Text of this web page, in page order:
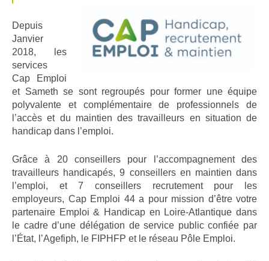
Depuis
Janvier
2018, les
services
Cap Emploi
et Sameth se sont regroupés pour former une équipe
polyvalente et complémentaire de professionnels de
l’accès et du maintien des travailleurs en situation de
handicap dans l’emploi.
Grâce à 20 conseillers pour l’accompagnement des
travailleurs handicapés, 9 conseillers en maintien dans
l’emploi, et 7 conseillers recrutement pour les
employeurs, Cap Emploi 44 a pour mission d’être votre
partenaire Emploi & Handicap en Loire-Atlantique dans
le cadre d’une délégation de service public confiée par
l’État, l’Agefiph, le FIPHFP et le réseau Pôle Emploi.